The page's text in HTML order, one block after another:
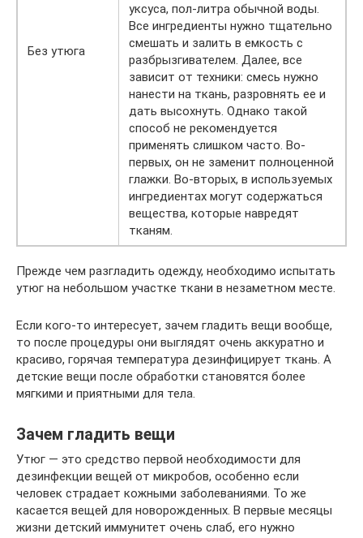
Без утюга
уксуса, пол-литра обычной воды.
Все ингредиенты нужно тщательно
смешать и залить в емкость с
разбрызгивателем. Далее, все
зависит от техники: смесь нужно
нанести на ткань, разровнять ее и
дать высохнуть. Однако такой
способ не рекомендуется
применять слишком часто. Во-
первых, он не заменит полноценной
глажки. Во-вторых, в используемых
ингредиентах могут содержаться
вещества, которые навредят
тканям.
Прежде чем разгладить одежду, необходимо испытать
утюг на небольшом участке ткани в незаметном месте.
Если кого-то интересует, зачем гладить вещи вообще,
то после процедуры они выглядят очень аккуратно и
красиво, горячая температура дезинфицирует ткань. А
детские вещи после обработки становятся более
мягкими и приятными для тела.
Зачем гладить вещи
Утюг — это средство первой необходимости для
дезинфекции вещей от микробов, особенно если
человек страдает кожными заболеваниями. То же
касается вещей для новорожденных. В первые месяцы
жизни детский иммунитет очень слаб, его нужно